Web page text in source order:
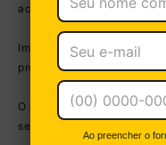
acordo com as
Imagem meramente
produto.
O produto será entregue
serviço de montagem.
Ao preencher o